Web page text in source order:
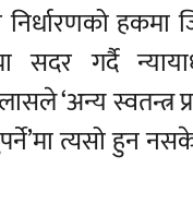
निर्धारणको
सदर गर्दै
‘अन्य स्वतन्त्र
त्यसो हुन